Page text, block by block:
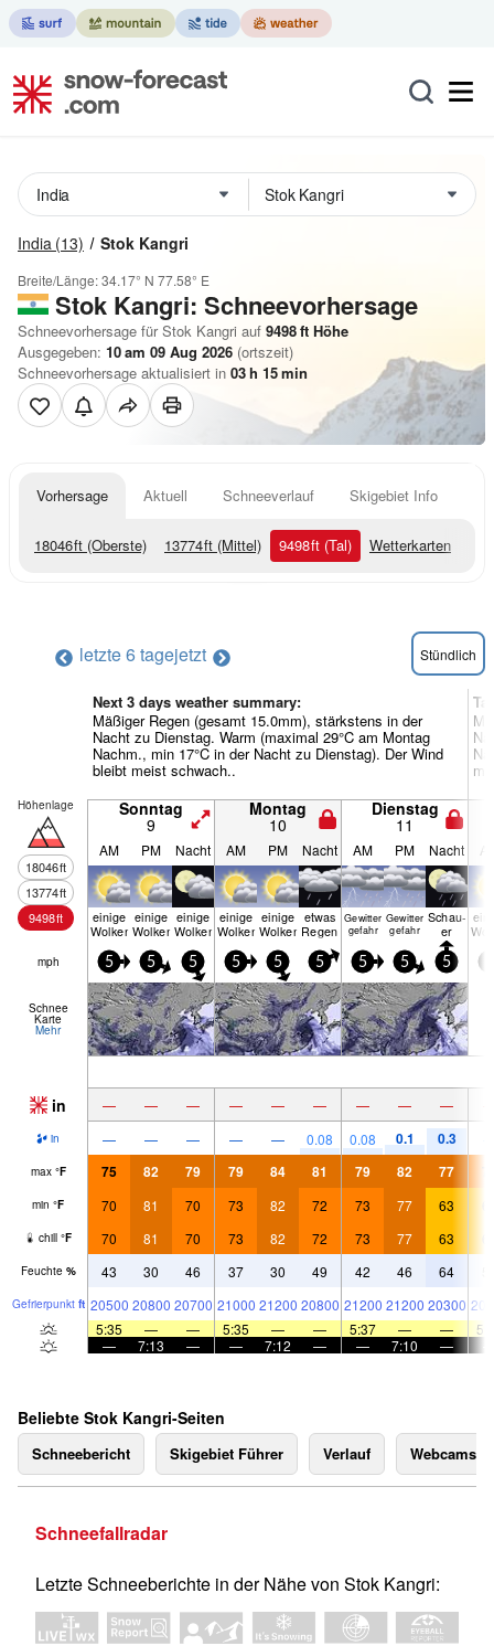
India (13) Stok Kangri
Breite/Länge:34.17° N 77.58° E
Stok Kangri: Schneevorhersage
Schneevorhersage für Stok Kangri auf 9498ft Höhe
Ausgegeben: 10 am 09 Aug 2026 (ortszeit)
Schneevorhersage aktualisiert in 03h 15min
Vorhersage Aktuell Schneeverlauf Skigebiet Info
18046ft (Oberste) 13774ft (Mittel) 9498ft (Tal) Wetterkarten
letzte 6 tagejetzt Stündlich
Next 3 days weather summary:
Mäßiger Regen (gesamt 15.0mm), stärkstens in der
Nacht zu Dienstag. Warm (maximal 29°C am Montag
Nachm., min 17°C in der Nacht zu Dienstag). Der Wind
bleibt meist schwach..
Höhenlage
18046ft
13774ft
9498ft
Sonntag
9
Montag
10
Dienstag
11
AM PM Nacht AM PM Nacht AM PM Nacht
einige
Wolken
einige
Wolken
einige
Wolken
einige
Wolken
einige
Wolken
etwas
Regen
Gewitter
gefahr
Gewitter
gefahr
Schau­
er
mph 5 5 5 5 5 5 5 5 5
Schnee
Karte
Mehr
in — — — — — — — — —
in — — — — — 0.08 0.08 0.1 0.3
max °F 75 82 79 79 84 81 79 82 77
min °F 70 81 70 73 82 72 73 77 63
chill °F 70 81 70 73 82 72 73 77 63
Feuchte % 43 30 46 37 30 49 42 46 64
Gefrier­punkt ft 20500 20800 20700 21000 21200 20800 21200 21200 20300
5:35
— — 5:35 — — 5:37 — —
—
7:13 — — 7:12 — — 7:10 —
Beliebte Stok Kangri-Seiten
Schneebericht Skigebiet Führer Verlauf Webcams
Schneefallradar
Letzte Schneeberichte in der Nähe von Stok Kangri: